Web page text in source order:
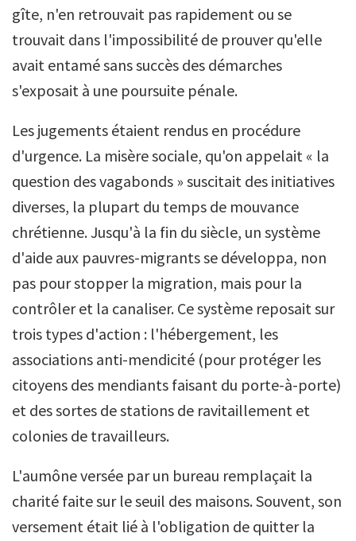
gîte, n'en retrouvait pas rapidement ou se
trouvait dans l'impossibilité de prouver qu'elle
avait entamé sans succès des démarches
s'exposait à une poursuite pénale.
Les jugements étaient rendus en procédure
d'urgence. La misère sociale, qu'on appelait « la
question des vagabonds » suscitait des initiatives
diverses, la plupart du temps de mouvance
chrétienne. Jusqu'à la fin du siècle, un système
d'aide aux pauvres-migrants se développa, non
pas pour stopper la migration, mais pour la
contrôler et la canaliser. Ce système reposait sur
trois types d'action : l'hébergement, les
associations anti-mendicité (pour protéger les
citoyens des mendiants faisant du porte-à-porte)
et des sortes de stations de ravitaillement et
colonies de travailleurs.
L'aumône versée par un bureau remplaçait la
charité faite sur le seuil des maisons. Souvent, son
versement était lié à l'obligation de quitter la